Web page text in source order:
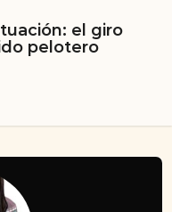
el giro
pelotero